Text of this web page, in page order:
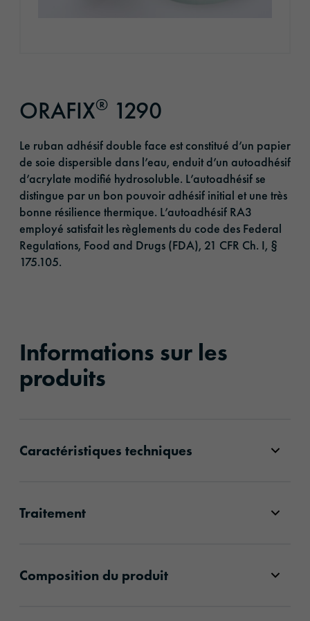
ORAFIX® 1290
Le ruban adhésif double face est constitué d’un papier
de soie dispersible dans l’eau, enduit d’un autoadhésif
d’acrylate modifié hydrosoluble. L’autoadhésif se
distingue par un bon pouvoir adhésif initial et une très
bonne résilience thermique. L’autoadhésif RA3
employé satisfait les règlements du code des Federal
Regulations, Food and Drugs (FDA), 21 CFR Ch. I, §
175.105.
Informations sur les
produits
Caractéristiques techniques
Traitement
Composition du produit